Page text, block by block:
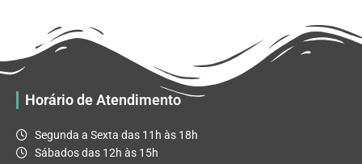
Horário de Atendimento
Segunda a Sexta das 11h às 18h
Sábados das 12h às 15h